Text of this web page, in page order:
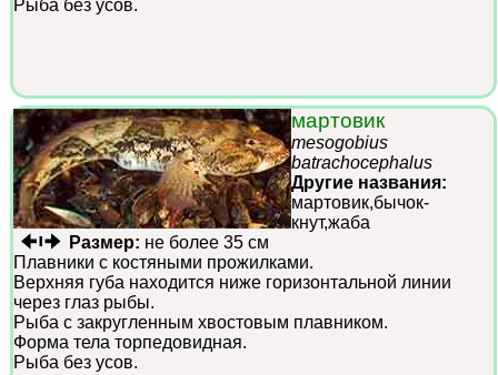
Рыба без усов.
мартовик
mesogobius
batrachocephalus
Другие названия:
мартовик,бычок-
кнут,жаба
Размер: не более 35 см
Плавники с костяными прожилками.
Верхняя губа находится ниже горизонтальной линии
через глаз рыбы.
Рыба с закругленным хвостовым плавником.
Форма тела торпедовидная.
Рыба без усов.